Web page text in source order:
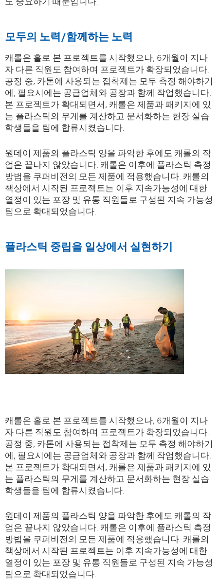
모두의 노력/함께하는 노력
캐롤은 홀로 본 프로젝트를 시작했으나, 6개월이 지나
자 다른 직원도 참여하며 프로젝트가 확장되었습니다.
공정 중, 카톤에 사용되는 접착제는 모두 측정 해야하기
에, 필요시에는 공급업체와 공장과 함께 작업했습니다.
본 프로젝트가 확대되면서, 캐롤은 제품과 패키지에 있
는 플라스틱의 무게를 계산하고 문서화하는 현장 실습
학생들을 팀에 합류시켰습니다.
원데이 제품의 플라스틱 양을 파악한 후에도 캐롤의 작
업은 끝나지 않았습니다. 캐롤은 이후에 플라스틱 측정
방법을 쿠퍼비전의 모든 제품에 적용했습니다. 캐롤의
책상에서 시작된 프로젝트는 이후 지속가능성에 대한
열정이 있는 포장 및 유통 직원들로 구성된 지속 가능성
팀으로 확대되었습니다.
플라스틱 중립을 일상에서 실현하기
캐롤은 홀로 본 프로젝트를 시작했으나, 6개월이 지나
자 다른 직원도 참여하며 프로젝트가 확장되었습니다.
공정 중, 카톤에 사용되는 접착제는 모두 측정 해야하기
에, 필요시에는 공급업체와 공장과 함께 작업했습니다.
본 프로젝트가 확대되면서, 캐롤은 제품과 패키지에 있
는 플라스틱의 무게를 계산하고 문서화하는 현장 실습
학생들을 팀에 합류시켰습니다.
원데이 제품의 플라스틱 양을 파악한 후에도 캐롤의 작
업은 끝나지 않았습니다. 캐롤은 이후에 플라스틱 측정
방법을 쿠퍼비전의 모든 제품에 적용했습니다. 캐롤의
책상에서 시작된 프로젝트는 이후 지속가능성에 대한
열정이 있는 포장 및 유통 직원들로 구성된 지속 가능성
팀으로 확대되었습니다.